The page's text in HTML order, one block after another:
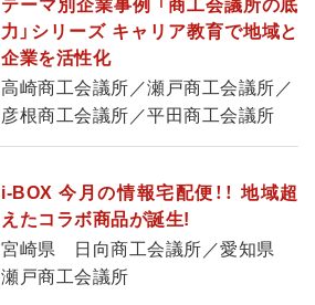
テーマ別企業事例 「商工会議所の底
力」シリーズ キャリア教育で地域と
企業を活性化
高崎商工会議所／瀬戸商工会議所／
彦根商工会議所／平田商工会議所
i-BOX 今月の情報宅配便！！ 地域超
えたコラボ商品が誕生!
宮崎県 日向商工会議所／愛知県
瀬戸商工会議所